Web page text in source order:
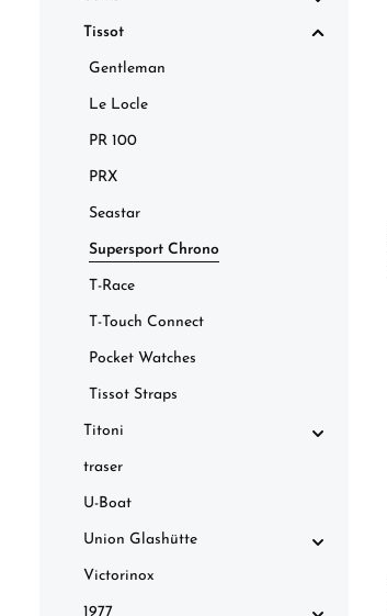
Tissot
Gentleman
Le Locle
PR 100
PRX
Seastar
Supersport Chrono
T-Race
T-Touch Connect
Pocket Watches
Tissot Straps
Titoni
traser
U-Boat
Union Glashütte
Victorinox
1977